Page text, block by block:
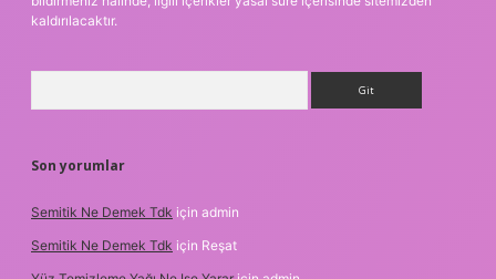
kaldırılacaktır.
Son yorumlar
Semitik Ne Demek Tdk için admin
Semitik Ne Demek Tdk için Reşat